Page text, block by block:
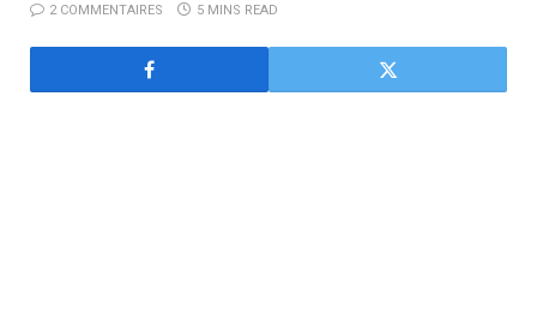
2 COMMENTAIRES 5 MINS READ